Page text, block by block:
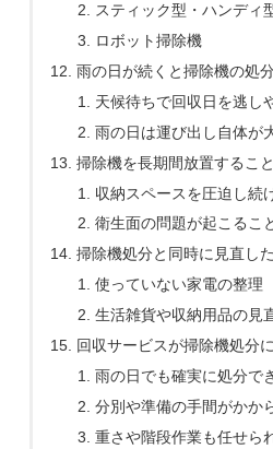
スティック型・ハンディ
ロボット掃除機
雨の日が続くと掃除機の処
天候待ちで回収日を逃し
雨の日は運び出し自体が
掃除機を長期間放置するこ
収納スペースを圧迫し続
衛生面の問題が起こるこ
掃除機処分と同時に見直し
使っていない家電の整理
生活雑貨や収納用品の見
回収サービスが掃除機処分
雨の日でも確実に処分で
分別や準備の手間がかか
重さや階段作業も任せら